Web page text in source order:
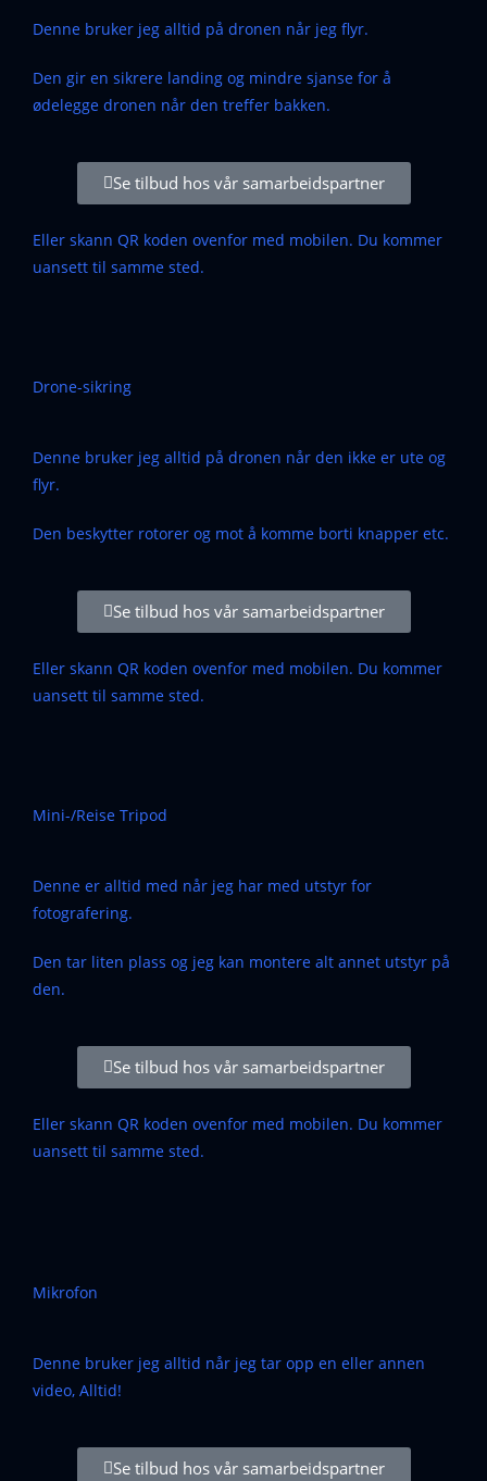
Denne bruker jeg alltid på dronen når jeg flyr.
Den gir en sikrere landing og mindre sjanse for å
ødelegge dronen når den treffer bakken.
Se tilbud hos vår samarbeidspartner
Eller skann QR koden ovenfor med mobilen. Du kommer
uansett til samme sted.
Drone-sikring
Denne bruker jeg alltid på dronen når den ikke er ute og
flyr.
Den beskytter rotorer og mot å komme borti knapper etc.
Se tilbud hos vår samarbeidspartner
Eller skann QR koden ovenfor med mobilen. Du kommer
uansett til samme sted.
Mini-/Reise Tripod
Denne er alltid med når jeg har med utstyr for
fotografering.
Den tar liten plass og jeg kan montere alt annet utstyr på
den.
Se tilbud hos vår samarbeidspartner
Eller skann QR koden ovenfor med mobilen. Du kommer
uansett til samme sted.
Mikrofon
Denne bruker jeg alltid når jeg tar opp en eller annen
video, Alltid!
Se tilbud hos vår samarbeidspartner